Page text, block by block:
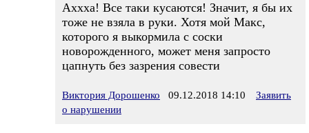
Аххха! Все таки кусаются! Значит, я бы их
тоже не взяла в руки. Хотя мой Макс,
которого я выкормила с соски
новорожденного, может меня запросто
цапнуть без зазрения совести
Виктория Дорошенко 09.12.2018 14:10
Заявить
о нарушении